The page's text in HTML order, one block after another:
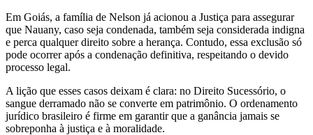
Em Goiás, a família de Nelson já acionou a Justiça para assegurar
que Nauany, caso seja condenada, também seja considerada indigna
e perca qualquer direito sobre a herança. Contudo, essa exclusão só
pode ocorrer após a condenação definitiva, respeitando o devido
processo legal.
A lição que esses casos deixam é clara: no Direito Sucessório, o
sangue derramado não se converte em patrimônio. O ordenamento
jurídico brasileiro é firme em garantir que a ganância jamais se
sobreponha à justiça e à moralidade.